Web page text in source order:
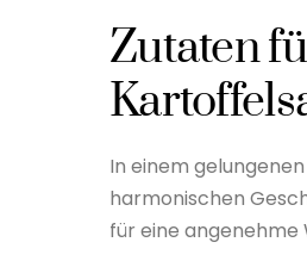
Zutaten
In einem
harmonischen
für eine angenehme